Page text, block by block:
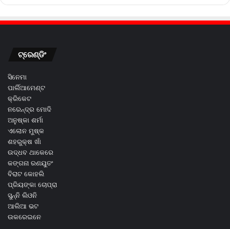
ଟ୍ରେଣ୍ଡିଂ
ସିନେମା
ପାର୍ଲିଆମେଣ୍ଟ
କ୍ରିକେଟ
ନରେନ୍ଦ୍ର ମୋଦି
ଅନୁଷ୍କା ଶର୍ମା
ଏଲୋନ ମୁଷ୍କ
ଶହରୁକ୍ଷ ଖାଁ
ଉଦ୍ଧବ ଥାକେରେ
କଙ୍ଗନା ରଣୟୁତଂ
ବିରାଟ କୋହଲି
ପ୍ରିୟଙ୍କା ଚୋପ୍ରା
ସୁନ୍ନି ଲିଓନି
ଆଲିଆ ଭଟ
ଉକରେଇନେ